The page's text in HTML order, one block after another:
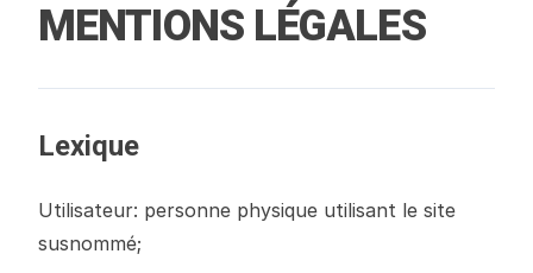
MENTIONS LÉGALES
Lexique
Utilisateur: personne physique utilisant le site
susnommé;